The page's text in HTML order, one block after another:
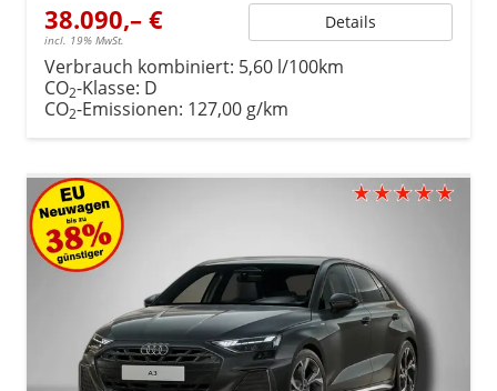
38.090,– €
incl. 19% MwSt.
Details
Verbrauch kombiniert: 5,60 l/100km
CO2-Klasse: D
CO2-Emissionen: 127,00 g/km